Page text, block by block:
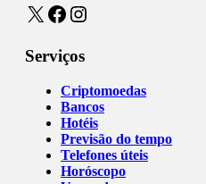
X Facebook
Instagram
Serviços
Criptomoedas
Bancos
Hotéis
Previsão do tempo
Telefones úteis
Horóscopo